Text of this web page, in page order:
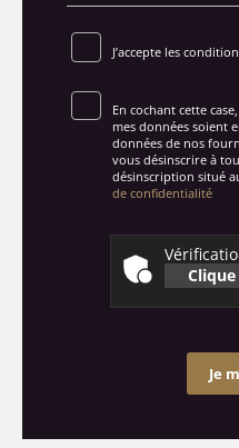
J’accepte les
En cochant cette
mes données soient
données de nos
vous désinscrire à
désinscription situé
de confidentialité
Je